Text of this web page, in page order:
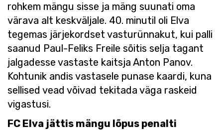
rohkem mängu sisse ja mäng suunati oma
värava alt keskväljale. 40. minutil oli Elva
tegemas järjekordset vasturünnakut, kui palli
saanud Paul-Feliks Freile sõitis selja tagant
jalgadesse vastaste kaitsja Anton Panov.
Kohtunik andis vastasele punase kaardi, kuna
sellised vead võivad tekitada väga raskeid
vigastusi.
FC Elva jättis mängu lõpus penalti